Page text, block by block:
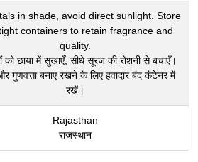
in shade, avoid direct sunlight. Store
containers to retain fragrance and
quality.
को छाया में सुखाएँ, सीधे सूरज की रोशनी से बचाएँ।
गुणवत्ता बनाए रखने के लिए हवादार बंद कंटेनर में
रखें।
Rajasthan
राजस्थान